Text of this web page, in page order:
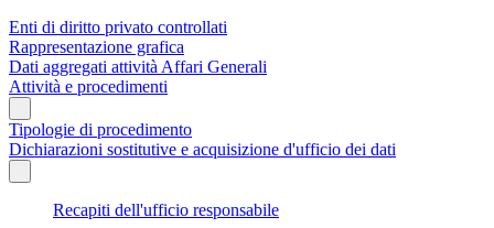
Enti di diritto privato controllati
Rappresentazione grafica
Dati aggregati attività Affari Generali
Attività e procedimenti
Tipologie di procedimento
Dichiarazioni sostitutive e acquisizione d'ufficio dei dati
Recapiti dell'ufficio responsabile